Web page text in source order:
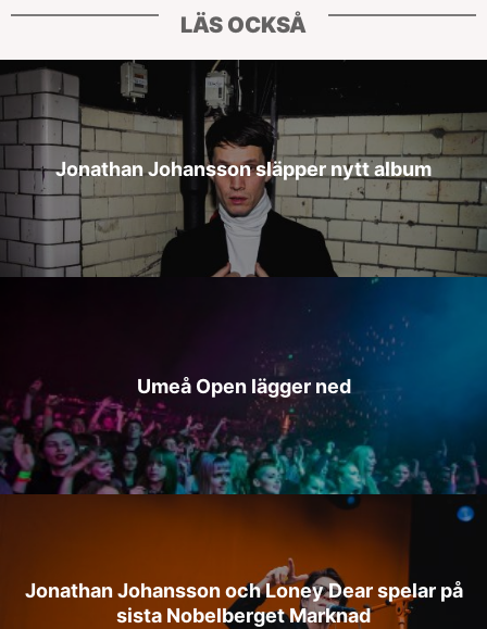
LÄS OCKSÅ
Jonathan Johansson släpper nytt album
Umeå Open lägger ned
Jonathan Johansson och Loney Dear spelar på
sista Nobelberget Marknad